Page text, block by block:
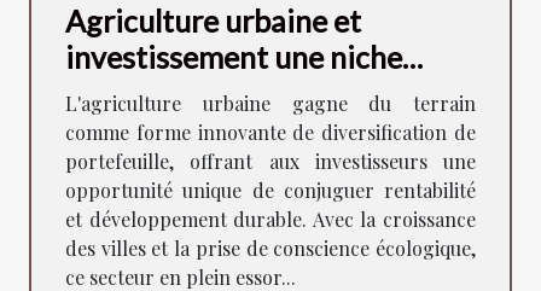
Agriculture urbaine et
investissement une niche
prometteuse pour diversifier
son portefeuille
L'agriculture urbaine gagne du terrain
comme forme innovante de diversification de
portefeuille, offrant aux investisseurs une
opportunité unique de conjuguer rentabilité
et développement durable. Avec la croissance
des villes et la prise de conscience écologique,
ce secteur en plein essor...